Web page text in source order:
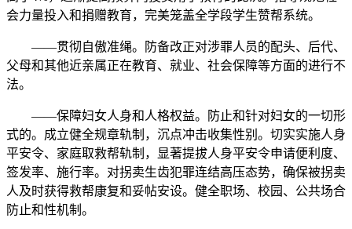
会力量投入和捐赠教育，完美笼盖全学段学生赞帮系统。
——贯彻自傲准绳。防备改正对涉罪人员的配头、后代、
父母和其他近亲属正在教育、就业、社会保障等方面的进行不
法。
——保障妇女人身和人格权益。防止和针对妇女的一切形
式的。成立健全规章轨制，沉点冲击收集性别。切实实施人身
平安令、家庭取救帮轨制，显著提拔人身平安令申请便利度、
签发率、施行率。对拐卖生齿犯罪连结高压态势，确保被拐卖
人及时获得救帮康复和妥帖安设。健全职场、校园、公共场合
防止和性机制。